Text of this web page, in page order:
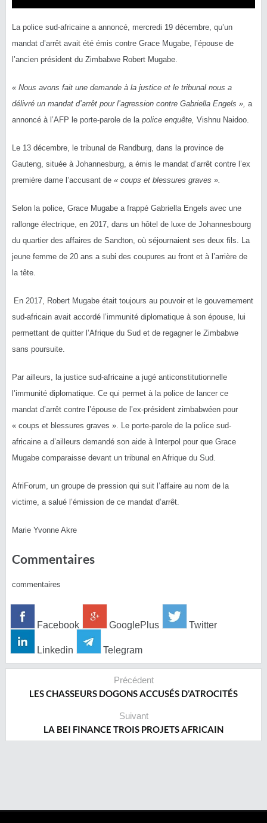
La police sud-africaine a annoncé, mercredi 19 décembre, qu’un
mandat d’arrêt avait été émis contre Grace Mugabe, l’épouse de
l’ancien président du Zimbabwe Robert Mugabe.
« Nous avons fait une demande à la justice et le tribunal nous a
délivré un mandat d’arrêt pour l’agression contre Gabriella Engels » a
annoncé à l’AFP le porte-parole de la police enquête, Vishnu Naidoo.
Le 13 décembre, le tribunal de Randburg, dans la province de
Gauteng, située à Johannesburg, a émis le mandat d’arrêt contre l’ex
première dame l’accusant de « coups et blessures graves »
Selon la police, Grace Mugabe a frappé Gabriella Engels avec une
rallonge électrique, en 2017, dans un hôtel de luxe de Johannesbourg
du quartier des affaires de Sandton, où séjournaient ses deux fils. La
jeune femme de 20 ans a subi des coupures au front et à l’arrière de
la tête.
En 2017, Robert Mugabe était toujours au pouvoir et le gouvernement
sud-africain avait accordé l’immunité diplomatique à son épouse, lui
permettant de quitter l’Afrique du Sud et de regagner le Zimbabwe
sans poursuite.
Par ailleurs, la justice sud-africaine a jugé anticonstitutionnelle
l’immunité diplomatique. Ce qui permet à la police de lancer ce
mandat d’arrêt contre l’épouse de l’ex-président zimbabwéen pour
« coups et blessures graves ». Le porte-parole de la police sud-
africaine a d’ailleurs demandé son aide à Interpol pour que Grace
Mugabe comparaisse devant un tribunal en Afrique du Sud.
AfriForum, un groupe de pression qui suit l’affaire au nom de la
victime, a salué l’émission de ce mandat d’arrêt.
Marie Yvonne Akre
Commentaires
commentaires
Facebook GooglePlus Twitter
Linkedin Telegram
Précédent
LES CHASSEURS DOGONS ACCUSÉS D’ATROCITÉS
Suivant
LA BEI FINANCE TROIS PROJETS AFRICAIN